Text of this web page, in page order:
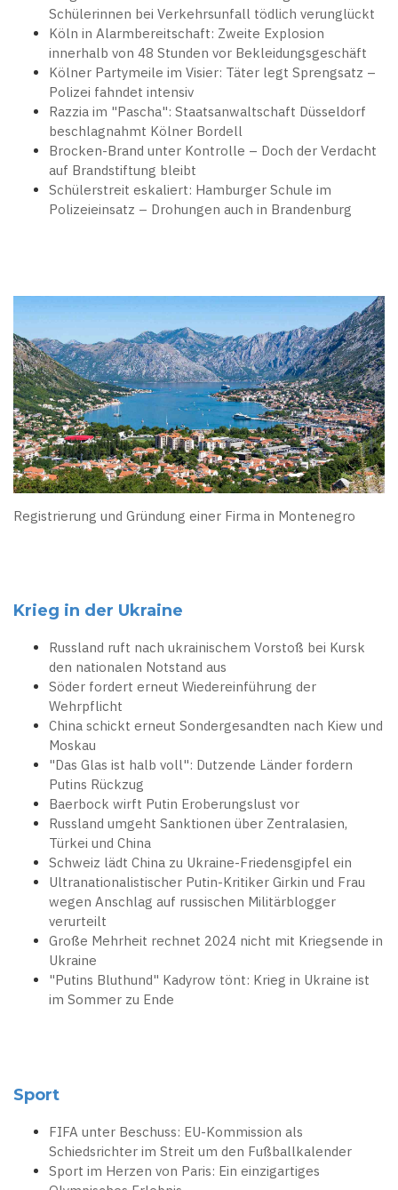
Schülerinnen bei Verkehrsunfall tödlich verunglückt
Köln in Alarmbereitschaft: Zweite Explosion
innerhalb von 48 Stunden vor Bekleidungsgeschäft
Kölner Partymeile im Visier: Täter legt Sprengsatz –
Polizei fahndet intensiv
Razzia im "Pascha": Staatsanwaltschaft Düsseldorf
beschlagnahmt Kölner Bordell
Brocken-Brand unter Kontrolle – Doch der Verdacht
auf Brandstiftung bleibt
Schülerstreit eskaliert: Hamburger Schule im
Polizeieinsatz – Drohungen auch in Brandenburg
Registrierung und Gründung einer Firma in Montenegro
Krieg in der Ukraine
Russland ruft nach ukrainischem Vorstoß bei Kursk
den nationalen Notstand aus
Söder fordert erneut Wiedereinführung der
Wehrpflicht
China schickt erneut Sondergesandten nach Kiew und
Moskau
"Das Glas ist halb voll": Dutzende Länder fordern
Putins Rückzug
Baerbock wirft Putin Eroberungslust vor
Russland umgeht Sanktionen über Zentralasien,
Türkei und China
Schweiz lädt China zu Ukraine-Friedensgipfel ein
Ultranationalistischer Putin-Kritiker Girkin und Frau
wegen Anschlag auf russischen Militärblogger
verurteilt
Große Mehrheit rechnet 2024 nicht mit Kriegsende in
Ukraine
"Putins Bluthund" Kadyrow tönt: Krieg in Ukraine ist
im Sommer zu Ende
Sport
FIFA unter Beschuss: EU-Kommission als
Schiedsrichter im Streit um den Fußballkalender
Sport im Herzen von Paris: Ein einzigartiges